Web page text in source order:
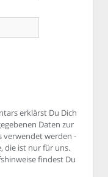
erklärst Du Dich
Daten zur
verwendet werden -
die ist nur für uns.
findest Du